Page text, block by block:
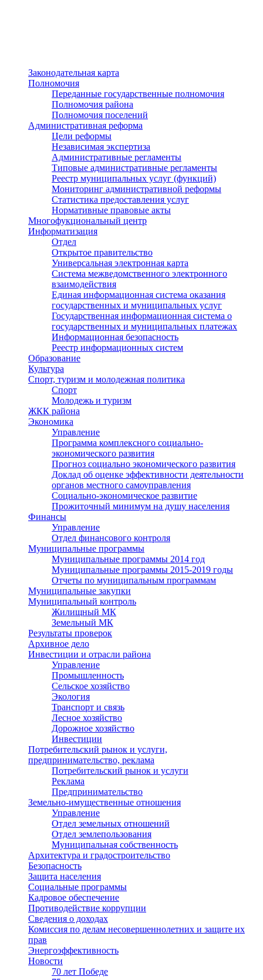
Законодательная карта
Полномочия
Переданные государственные полномочия
Полномочия района
Полномочия поселений
Административная реформа
Цели реформы
Независимая экспертиза
Административные регламенты
Типовые административные регламенты
Реестр муниципальных услуг (функций)
Мониторинг административной реформы
Статистика предоставления услуг
Нормативные правовые акты
Многофукциональный центр
Информатизация
Отдел
Открытое правительство
Универсальная электронная карта
Система межведомственного электронного
взаимодействия
Единая информационная система оказания
государственных и муниципальных услуг
Государственная информационная система о
государственных и муниципальных платежах
Информационная безопасность
Реестр информационных систем
Образование
Культура
Спорт, туризм и молодежная политика
Спорт
Молодежь и туризм
ЖКК района
Экономика
Управление
Программа комплексного социально-
экономического развития
Прогноз социально экономического развития
Доклад об оценке эффективности деятельности
органов местного самоуправления
Социально-экономическое развитие
Прожиточный минимум на душу населения
Финансы
Управление
Отдел финансового контроля
Муниципальные программы
Муниципальные программы 2014 год
Муниципальные программы 2015-2019 годы
Отчеты по муниципальным программам
Муниципальные закупки
Муниципальный контроль
Жилищный МК
Земельный МК
Результаты проверок
Архивное дело
Инвестиции и отрасли района
Управление
Промышленность
Сельское хозяйство
Экология
Транспорт и связь
Лесное хозяйство
Дорожное хозяйство
Инвестиции
Потребительский рынок и услуги,
предпринимательство, реклама
Потребительский рынок и услуги
Реклама
Предпринимательство
Земельно-имущественные отношения
Управление
Отдел земельных отношений
Отдел землепользования
Муниципальная собственность
Архитектура и градостроительство
Безопасность
Защита населения
Социальные программы
Кадровое обеспечение
Противодействие коррупции
Сведения о доходах
Комиссия по делам несовершеннолетних и защите их
прав
Энергоэффективность
Новости
70 лет Победе